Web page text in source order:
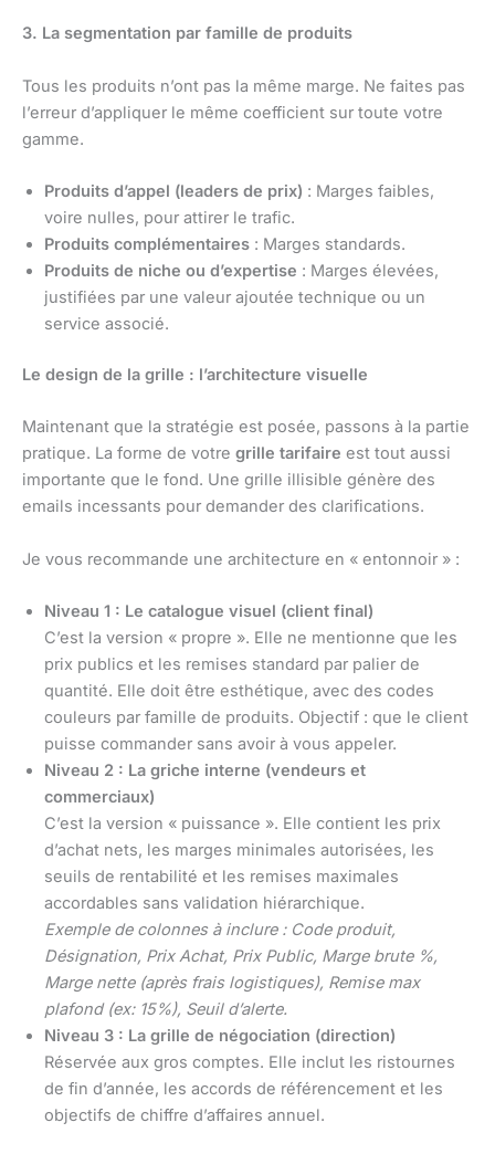
3. La segmentation par famille de produits
Tous les produits n’ont pas la même marge. Ne faites pas
l’erreur d’appliquer le même coefficient sur toute votre
gamme.
Produits d’appel (leaders de prix) : Marges faibles,
voire nulles, pour attirer le trafic.
Produits complémentaires : Marges standards.
Produits de niche ou d’expertise : Marges élevées,
justifiées par une valeur ajoutée technique ou un
service associé.
Le design de la grille : l’architecture visuelle
Maintenant que la stratégie est posée, passons à la partie
pratique. La forme de votre grille tarifaire est tout aussi
importante que le fond. Une grille illisible génère des
emails incessants pour demander des clarifications.
Je vous recommande une architecture en « entonnoir » :
Niveau 1 : Le catalogue visuel (client final)
C’est la version « propre ». Elle ne mentionne que les
prix publics et les remises standard par palier de
quantité. Elle doit être esthétique, avec des codes
couleurs par famille de produits. Objectif : que le client
puisse commander sans avoir à vous appeler.
Niveau 2 : La griche interne (vendeurs et
commerciaux)
C’est la version « puissance ». Elle contient les prix
d’achat nets, les marges minimales autorisées, les
seuils de rentabilité et les remises maximales
accordables sans validation hiérarchique.
Exemple de colonnes à inclure : Code produit,
Désignation, Prix Achat, Prix Public, Marge brute %,
Marge nette (après frais logistiques), Remise max
plafond (ex: 15%), Seuil d’alerte.
Niveau 3 : La grille de négociation (direction)
Réservée aux gros comptes. Elle inclut les ristournes
de fin d’année, les accords de référencement et les
objectifs de chiffre d’affaires annuel.